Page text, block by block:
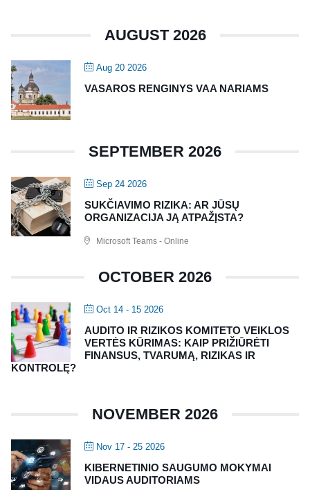
AUGUST 2026
Aug 20 2026
VASAROS RENGINYS VAA NARIAMS
SEPTEMBER 2026
Sep 24 2026
SUKČIAVIMO RIZIKA: AR JŪSŲ
ORGANIZACIJA JĄ ATPAŽĮSTA?
Microsoft Teams - Online
OCTOBER 2026
Oct 14 - 15 2026
AUDITO IR RIZIKOS KOMITETO VEIKLOS
VERTĖS KŪRIMAS: KAIP PRIŽIŪRĖTI
FINANSUS, TVARUMĄ, RIZIKAS IR
KONTROLĘ?
NOVEMBER 2026
Nov 17 - 25 2026
KIBERNETINIO SAUGUMO MOKYMAI
VIDAUS AUDITORIAMS